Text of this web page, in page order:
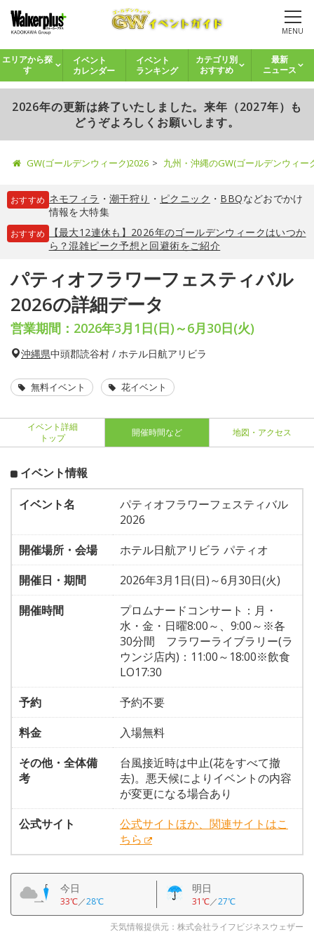
MENU
エリアから探
す
イベント
カレンダー
イベント
ランキング
カテゴリ別
おすすめ
最新
ニュース
2026年の更新は終了いたしました。来年（2027年）も
どうぞよろしくお願いします。
GW(ゴールデンウィーク)2026 九州・沖縄のGW(ゴールデンウィ
おすすめ ネモフィラ ・ 潮干狩り ・ ピクニック ・ BBQなどおでかけ
情報を大特集
おすすめ
【最大12連休も】2026年のゴールデンウィークはいつか
ら？混雑ピーク予想と回避術をご紹介
パティオフラワーフェスティバル
2026の詳細データ
営業期間：2026年3月1日(日)～6月30日(火)
沖縄県中頭郡読谷村 / ホテル日航アリビラ
無料イベント 花イベント
イベント詳細
トップ
開催時間など 地図・アクセス
イベント情報
イベント名
パティオフラワーフェスティバル
2026
開催場所・会場
ホテル日航アリビラ パティオ
開催日・期間
2026年3月1日(日)～6月30日(火)
開催時間
プロムナードコンサート：月・
水・金・日曜8:00～、9:00～※各
30分間 フラワーライブラリー(ラ
ウンジ店内)：11:00～18:00※飲食
LO17:30
予約
予約不要
料金
入場無料
その他・全体備
考
台風接近時は中止(花をすべて撤
去)。悪天候によりイベントの内容
が変更になる場合あり
公式サイト
公式サイトほか、関連サイトはこ
ちら
今日
33℃／28℃
明日
31℃／27℃
天気情報提供元：株式会社ライフビジネスウェザー